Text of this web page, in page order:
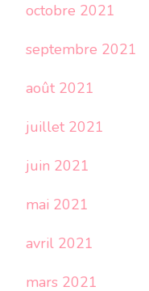
octobre 2021
septembre 2021
août 2021
juillet 2021
juin 2021
mai 2021
avril 2021
mars 2021